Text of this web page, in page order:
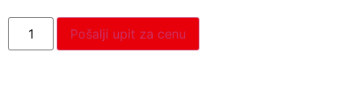
Pošalji upit za cenu